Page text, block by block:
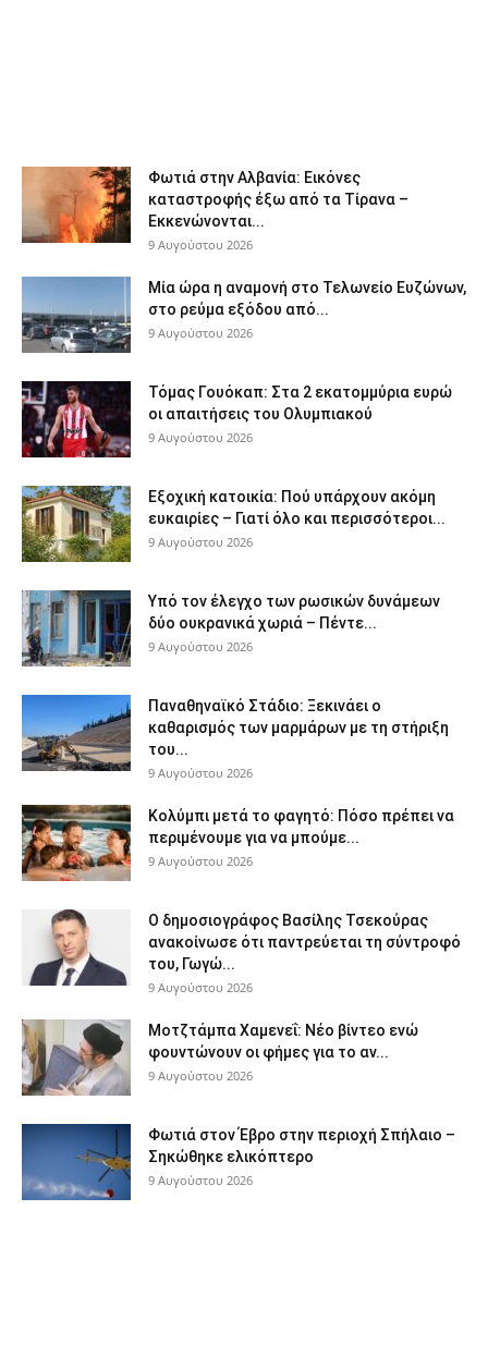
Φωτιά στην Αλβανία: Εικόνες
καταστροφής έξω από τα Τίρανα –
Εκκενώνονται...
9 Αυγούστου 2026
Μία ώρα η αναμονή στο Τελωνείο Ευζώνων,
στο ρεύμα εξόδου από...
9 Αυγούστου 2026
Τόμας Γουόκαπ: Στα 2 εκατομμύρια ευρώ
οι απαιτήσεις του Ολυμπιακού
9 Αυγούστου 2026
Εξοχική κατοικία: Πού υπάρχουν ακόμη
ευκαιρίες – Γιατί όλο και περισσότεροι...
9 Αυγούστου 2026
Υπό τον έλεγχο των ρωσικών δυνάμεων
δύο ουκρανικά χωριά – Πέντε...
9 Αυγούστου 2026
Παναθηναϊκό Στάδιο: Ξεκινάει ο
καθαρισμός των μαρμάρων με τη στήριξη
του...
9 Αυγούστου 2026
Κολύμπι μετά το φαγητό: Πόσο πρέπει να
περιμένουμε για να μπούμε...
9 Αυγούστου 2026
Ο δημοσιογράφος Βασίλης Τσεκούρας
ανακοίνωσε ότι παντρεύεται τη σύντροφό
του, Γωγώ...
9 Αυγούστου 2026
Μοτζτάμπα Χαμενεΐ: Νέο βίντεο ενώ
φουντώνουν οι φήμες για το αν...
9 Αυγούστου 2026
Φωτιά στον Έβρο στην περιοχή Σπήλαιο –
Σηκώθηκε ελικόπτερο
9 Αυγούστου 2026